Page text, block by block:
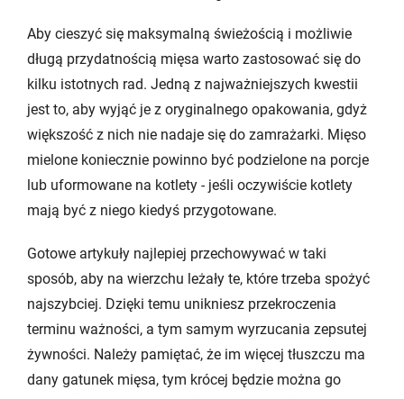
Aby cieszyć się maksymalną świeżością i możliwie
długą przydatnością mięsa warto zastosować się do
kilku istotnych rad. Jedną z najważniejszych kwestii
jest to, aby wyjąć je z oryginalnego opakowania, gdyż
większość z nich nie nadaje się do zamrażarki. Mięso
mielone koniecznie powinno być podzielone na porcje
lub uformowane na kotlety - jeśli oczywiście kotlety
mają być z niego kiedyś przygotowane.
Gotowe artykuły najlepiej przechowywać w taki
sposób, aby na wierzchu leżały te, które trzeba spożyć
najszybciej. Dzięki temu unikniesz przekroczenia
terminu ważności, a tym samym wyrzucania zepsutej
żywności. Należy pamiętać, że im więcej tłuszczu ma
dany gatunek mięsa, tym krócej będzie można go